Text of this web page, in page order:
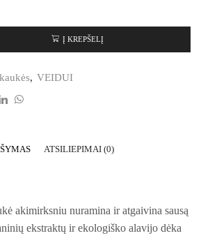
Į KREPŠELĮ
, VEIDUI
ATSILIEPIMAI (0)
akimirksniu nuramina ir atgaivina sausą
ekstraktų ir ekologiško alavijo dėka